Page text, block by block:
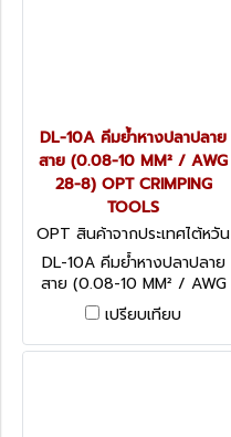
DL-10A คีมย้ำหางปลาปลาย
สาย (0.08-10 MM² / AWG
28-8) OPT CRIMPING
TOOLS
OPT สินค้าจากประเทศไต้หวัน
DL-10A
DL-10A คีมย้ำหางปลาปลาย
สาย (0.08-10 MM² / AWG
28-8) OPT CRIMPING
TOOLS
เปรียบเทียบ